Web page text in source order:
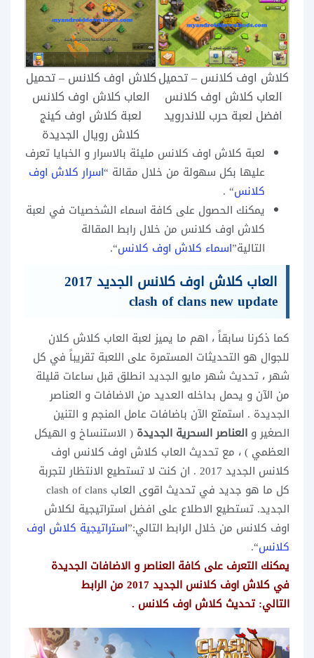
كلاش اوف كلانس – تحميل
العاب كلاش اوف كلانس
افضل لعبة حرب للاندرويد
كلاش اوف كلانس – تحميل
العاب كلاش اوف كلانس
لعبة كلاش اوف كينج
كلاش رويال الجديدة
لعبة كلاش اوف كلانس مليئة بالاسرار و الخبايا تعرف
عليها بكل سهولة من خلال مقالة “اسرار كلاش اوف
كلانس“
.
يمكنك الحصول على كافة اسماء الشخصيات في لعبة
كلاش اوف كلانس من خلال رابط المقالة
التالية”اسماء كلاش اوف كلانس“.
العاب كلاش اوف كلانس الجديد 2017
clash of clans new update
كما ذكرنا سابقاً ، اهم ما يميز لعبة العاب كلاش كلان
للجوال هو التحديثات المستمرة على اللعبة تقريباً في كل
شهر ، تحديث شهر مايو الجديد انطلق قبل ساعات قليلة
من الآن و يحمل بداخله العديد من الاضافات و العناصر
الجديدة . استمتع الآن باضافات عامل المنجم و التنين
الصغير و العناصر السحرية الجديدة ( الاستنساخ و الهيكل
العظمي ) ، مع تحديث العاب كلاش اوف كلانس اوف
كلانس الجديد 2017 . ان كنت لا تستطيع الانتظار لتجربة
كل ما هو جديد في تحديث اقوى العاب clash of clans
الجديد. تستطيع الاطلاع على افضل استراتيجية لكلاش
اوف كلانس من خلال الرابط التالي:”استراتيجية كلاش اوف
كلانس“.
يمكنك التعرف على كافة العناصر و الاضافات الجديدة
في كلاش اوف كلانس الجديد 2017 من الرابط
التالي:تحديث كلاش اوف كلانس .